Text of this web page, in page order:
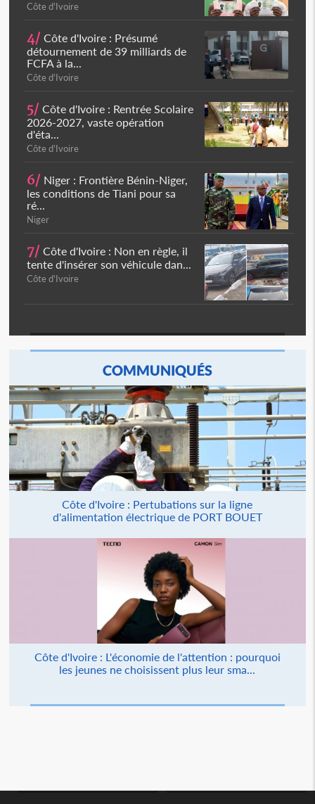
Côte d'Ivoire
4/ Côte d'Ivoire : Présumé
détournement de 39 milliards de
FCFA à la...
Côte d'Ivoire
5/ Côte d'Ivoire : Rentrée Scolaire
2026-2027, vaste opération
d'éta...
Côte d'Ivoire
6/ Niger : Frontière Bénin-Niger,
les conditions de Tiani pour sa
ré...
Niger
7/ Côte d'Ivoire : Non en règle, il
tente d'insérer son véhicule dan...
Côte d'Ivoire
COMMUNIQUÉS
Côte d'Ivoire : Pertubations sur la ligne
d'alimentation électrique de PORT BOUET
Côte d'Ivoire : L'économie de l'attention : pourquoi
les jeunes ne choisissent plus leur sma...